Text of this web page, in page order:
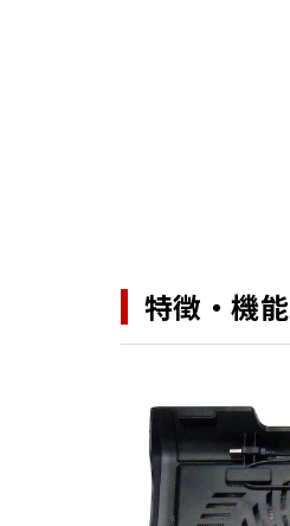
特徴・機能